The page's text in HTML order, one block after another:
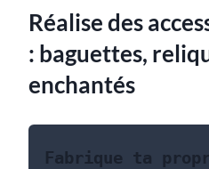
Réalise des
: baguettes,
enchantés
Fabrique ta